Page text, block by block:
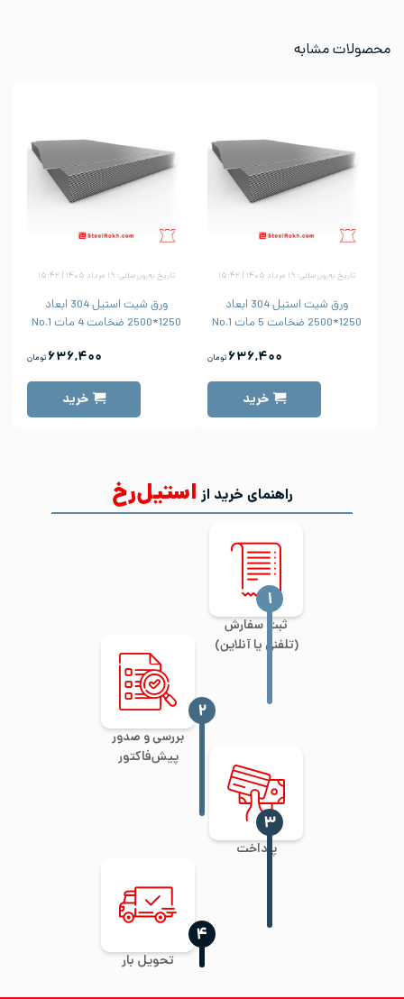
محصولات مشابه
تاریخ به‌روزرسانی: ۱۹ مرداد ۱۴۰۵ | ۱۵:۴۲
ورق شیت استیل 304 ابعاد
1250*2500 ضخامت 5 مات No.1
۶۳۶,۴۰۰ تومان
خرید
تاریخ به‌روزرسانی: ۱۹ مرداد ۱۴۰۵ | ۱۵:۴۲
ورق شیت استیل 304 ابعاد
1250*2500 ضخامت 4 مات No.1
۶۳۶,۴۰۰ تومان
خرید
راهنمای خرید از استیل‌رخ
ثبت سفارش
(تلفنی یا آنلاین)
‍۱
بررسی و صدور
پیش‌فاکتور
‍۲
پرداخت
‍۳
تحویل بار
‍۴